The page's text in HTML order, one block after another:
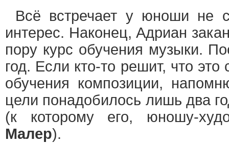
Всё встречает у юноши не
интерес. Наконец, Адриан
пору курс обучения музыки.
год. Если кто-то решит, что
обучения композиции,
цели понадобилось лишь два
(к которому его, юношу-
Малер).